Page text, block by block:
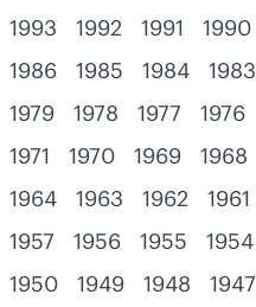
1993
1992 1991 1990
1986
1985 1984 1983
1979
1978 1977 1976
1971
1970 1969 1968
1964
1963 1962 1961
1957
1956 1955 1954
1950
1949 1948 1947